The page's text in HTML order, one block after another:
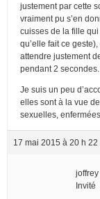
justement par cette
vraiment pu s’en
cuisses de la fille
qu’elle fait ce
attendre justement
pendant 2 secondes.
Je suis un peu
elles sont à la vue
sexuelles,
17 mai 2015 à 20 h 22
Invité